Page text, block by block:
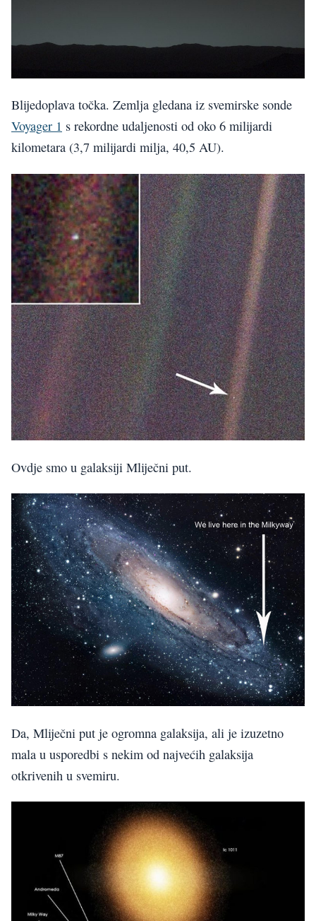
Blijedoplava točka. Zemlja gledana iz svemirske sonde
Voyager 1 s rekordne udaljenosti od oko 6 milijardi
kilometara (3,7 milijardi milja, 40,5 AU).
Ovdje smo u galaksiji Mliječni put.
Da, Mliječni put je ogromna galaksija, ali je izuzetno
mala u usporedbi s nekim od najvećih galaksija
otkrivenih u svemiru.